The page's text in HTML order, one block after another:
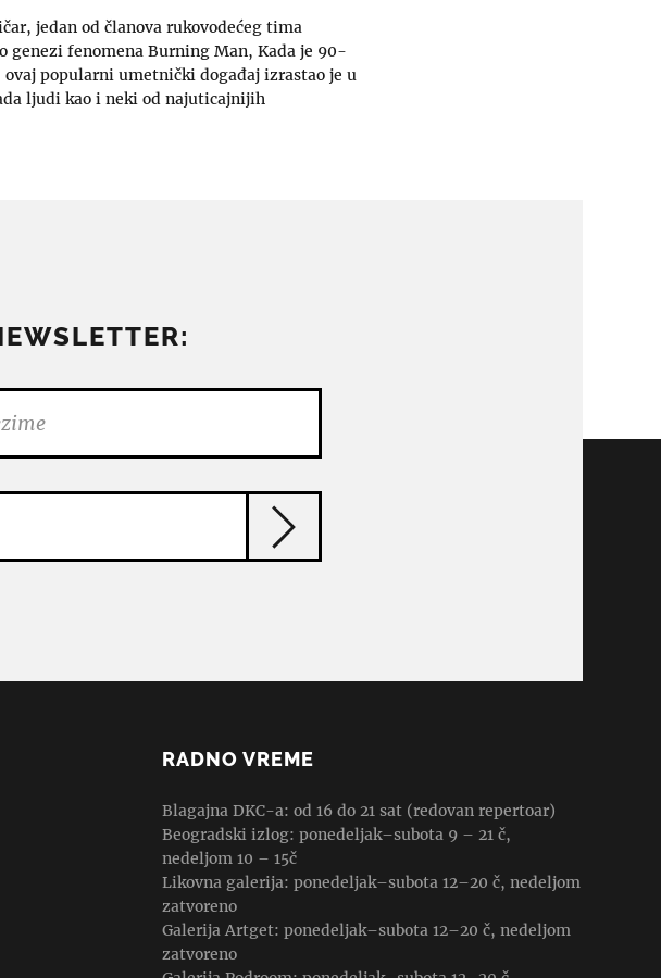
jedan od članova rukovodećeg tima
fenomena Burning Man, Kada je 90-
popularni umetnički događaj izrastao je u
ljudi kao i neki od najuticajnijih
RADNO VREME
Blagajna DKC-a: od 16 do 21 sat (redovan repertoar)
Beogradski izlog: ponedeljak–subota 9 – 21 č,
nedeljom 10 – 15č
Likovna galerija: ponedeljak–subota 12–20 č, nedeljom
zatvoreno
Galerija Artget: ponedeljak–subota 12–20 č, nedeljom
zatvoreno